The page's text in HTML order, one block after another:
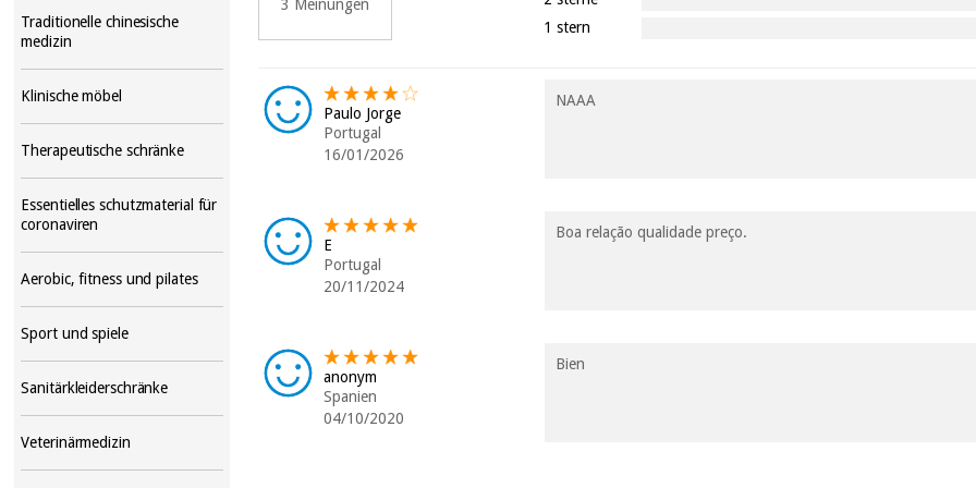
Traditionelle chinesische
medizin
Klinische möbel
Therapeutische schränke
Essentielles schutzmaterial für
coronaviren
Aerobic, fitness und pilates
Sport und spiele
Sanitärkleiderschränke
Veterinärmedizin
3 Meinungen
1 stern
Paulo Jorge
Portugal
16/01/2026
NAAA
E
Portugal
20/11/2024
Boa relação qualidade preço.
anonym
Spanien
04/10/2020
Bien